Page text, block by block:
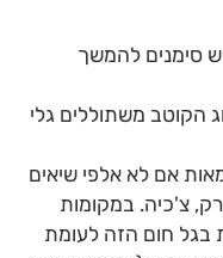
סימנים להמשך
הקוטב משתוללים גלי
אם לא אלפי שיאים
צ'כיה. במקומות
ימים מעל 40 מעלות בגל חום הזה לעומת